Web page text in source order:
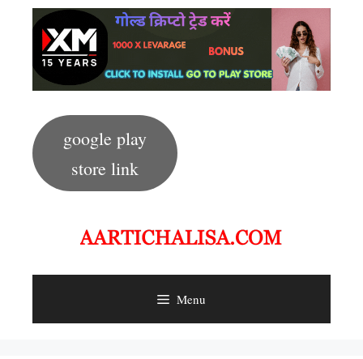
content
google play
store link
Menu